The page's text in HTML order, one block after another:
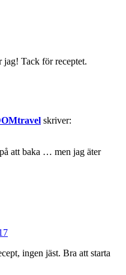
Tack för receptet.
skriver:
att baka … men jag äter
ingen jäst. Bra att starta